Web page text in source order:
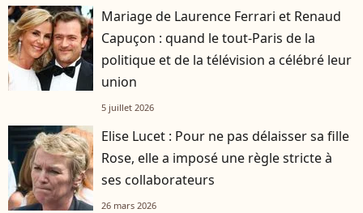
Mariage de Laurence Ferrari et Renaud
Capuçon : quand le tout-Paris de la
politique et de la télévision a célébré leur
union
5 juillet 2026
Elise Lucet : Pour ne pas délaisser sa fille
Rose, elle a imposé une règle stricte à
ses collaborateurs
26 mars 2026